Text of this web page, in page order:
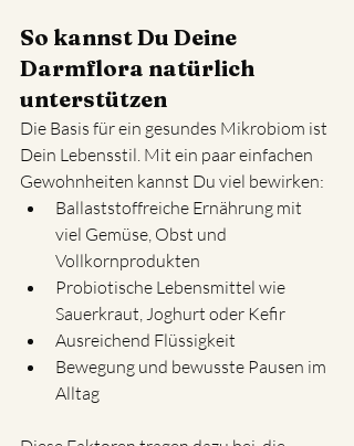
So kannst Du Deine
Darmflora natürlich
unterstützen
Die Basis für ein gesundes Mikrobiom ist
Dein Lebensstil. Mit ein paar einfachen
Gewohnheiten kannst Du viel bewirken:
Ballaststoffreiche Ernährung mit
viel Gemüse, Obst und
Vollkornprodukten
Probiotische Lebensmittel wie
Sauerkraut, Joghurt oder Kefir
Ausreichend Flüssigkeit
Bewegung und bewusste Pausen im
Alltag